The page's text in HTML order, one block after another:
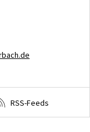
RSS-Feeds